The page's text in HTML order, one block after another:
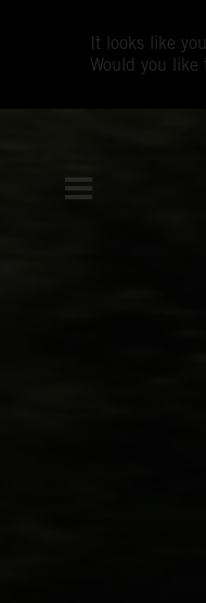
It looks like
Would you like